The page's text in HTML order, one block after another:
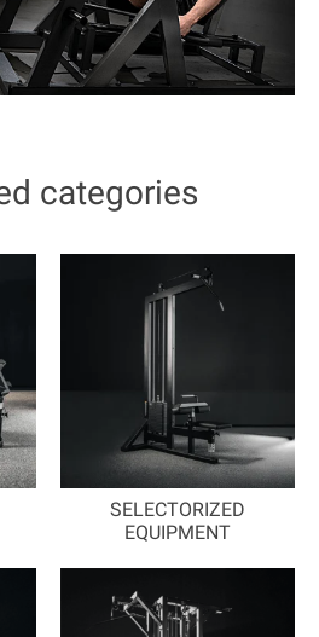
categories
SELECTORIZED
EQUIPMENT